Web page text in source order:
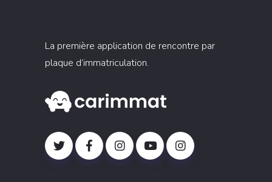
La première application de rencontre par
plaque d’immatriculation.